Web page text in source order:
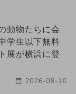
動物たちに会
学生以下無料
展が横浜に登
2026-08-10